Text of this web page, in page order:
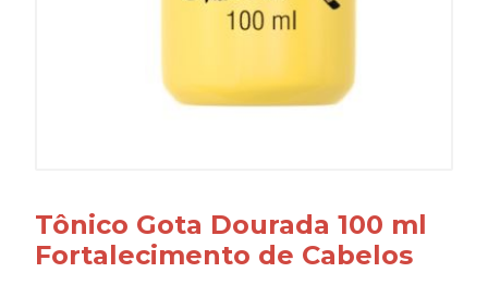
Tônico Gota Dourada 100 ml
Fortalecimento de Cabelos